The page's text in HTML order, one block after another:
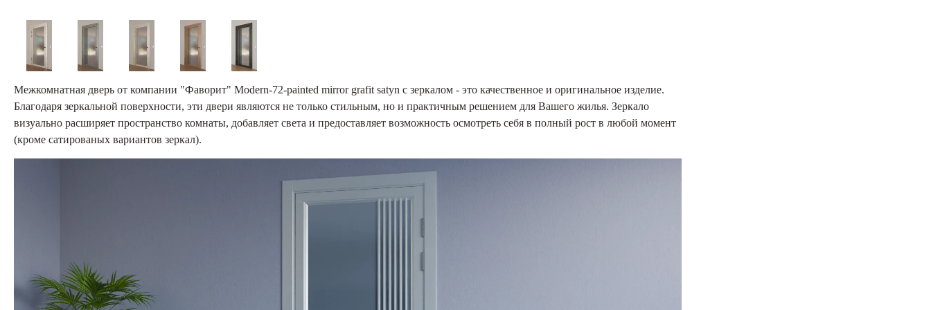
Межкомнатная дверь от компании "Фаворит" Modern-72-painted mirror grafit satyn с зеркалом - это качественное и оригинальное изделие.
Благодаря зеркальной поверхности, эти двери являются не только стильным, но и практичным решением для Вашего жилья. Зеркало
визуально расширяет пространство комнаты, добавляет света и предоставляет возможность осмотреть себя в полный рост в любой момент
(кроме сатированых вариантов зеркал).